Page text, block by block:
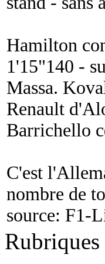
Hamilton
1'15"140 -
Massa.
Renault
Barrichello
C'est
nombre de
source: F1-
Rubriques